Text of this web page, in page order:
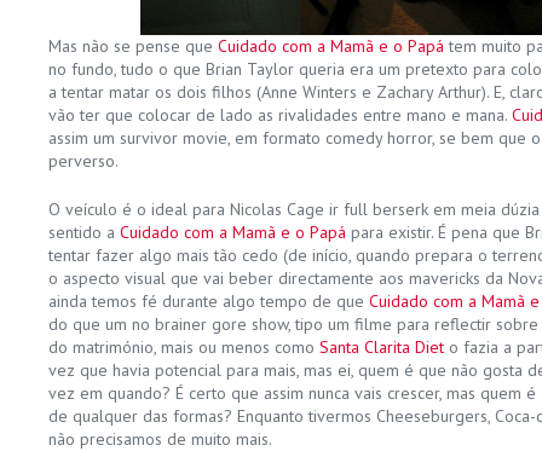
Mas não se pense que Cuidado com a Mamã e o Papá tem muito
no fundo, tudo o que Brian Taylor queria era um pretexto para
a tentar matar os dois filhos (Anne Winters e Zachary Arthur). E,
vão ter que colocar de lado as rivalidades entre mano e mana.
assim um survivor movie, em formato comedy horror, se bem que
perverso.
O veículo é o ideal para Nicolas Cage ir full berserk em meia
sentido a Cuidado com a Mamã e o Papá para existir. É pena que
tentar fazer algo mais tão cedo (de início, quando prepara o
o aspecto visual que vai beber directamente aos mavericks da
ainda temos fé durante algo tempo de que Cuidado com a Mamã
do que um no brainer gore show, tipo um filme para reflectir
do matrimónio, mais ou menos como Santa Clarita Diet o fazia a
vez que havia potencial para mais, mas ei, quem é que não gosta
vez em quando? É certo que assim nunca vais crescer, mas quem
de qualquer das formas? Enquanto tivermos Cheeseburgers,
não precisamos de muito mais.